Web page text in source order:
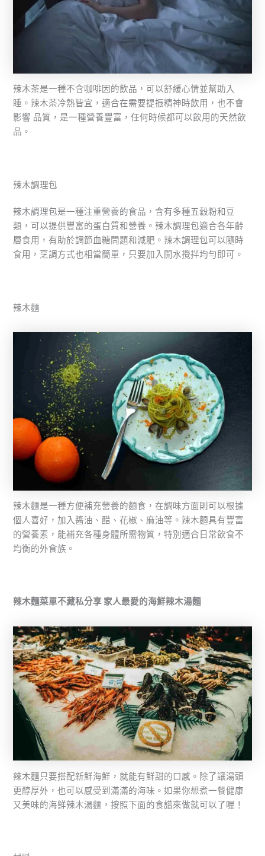
辣木茶是一種不含咖啡因的飲品，可以舒緩心情並幫助入
睡。辣木茶冷熱皆宜，適合在需要提振精神時飲用，也不會
影響 品質，是一種營養豐富，任何時候都可以飲用的天然飲
品。
辣木調理包
辣木調理包是一種注重營養的食品，含有多種五穀粉和豆
類，可以提供豐富的蛋白質和營養。辣木調理包適合各年齡
層食用，有助於調節血糖問題和減肥。辣木調理包可以隨時
食用，烹調方式也相當簡單，只要加入開水攪拌均勻即可。
辣木麵
辣木麵是一種方便補充營養的麵食，在調味方面則可以根據
個人喜好，加入醬油、醋、花椒、麻油等。辣木麵具有豐富
的營養素，能補充各種身體所需物質，特別適合日常飲食不
均衡的外食族。
辣木麵菜單不藏私分享 家人最愛的海鮮辣木湯麵
辣木麵只要搭配新鮮海鮮，就能有鮮甜的口感。除了讓湯頭
更醇厚外，也可以感受到滿滿的海味。如果你想煮一餐健康
又美味的海鮮辣木湯麵，按照下面的食譜來做就可以了喔！